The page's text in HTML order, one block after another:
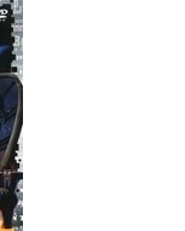
一覧
画一覧